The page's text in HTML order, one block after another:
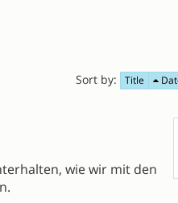
Sort by: Title
wie wir mit den